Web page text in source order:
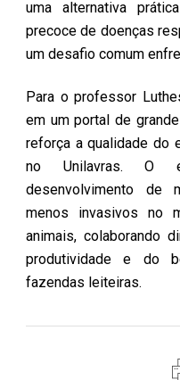
uma alternativa
precoce de doenças
um desafio comum
Para o professor
em um portal de
reforça a qualidade do
no Unilavras. O
desenvolvimento de
menos invasivos no
animais, colaborando
produtividade e do
fazendas leiteiras.